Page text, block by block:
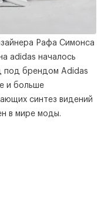
Рафа Симонса
adidas началось
под брендом Adidas
и больше
синтез видений
в мире моды.